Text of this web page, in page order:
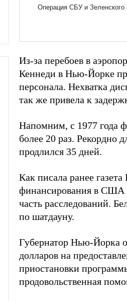
Из-за перебоев в
Кеннеди в Нью-Йорке
персонала. Нехватка
так же привела к
Напомним, с 1977 года
более 20 раз. Рекордно
продлился 35 дней.
Как писала ранее
финансирования в
часть расследований.
по шатдауну.
Губернатор Нью-Йорка
долларов на
приостановки
продовольственная